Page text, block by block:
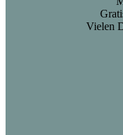
Vielen